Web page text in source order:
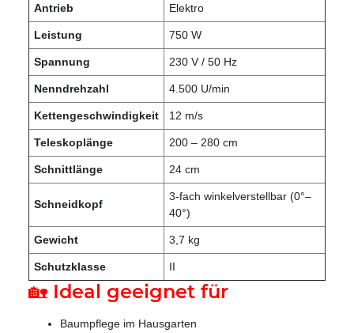
Antrieb Elektro
Leistung 750 W
Spannung 230 V / 50 Hz
Nenndrehzahl 4.500 U/min
Kettengeschwindigkeit 12 m/s
Teleskoplänge 200 – 280 cm
Schnittlänge 24 cm
Schneidkopf
3-fach winkelverstellbar (0°–
40°)
Gewicht 3,7 kg
Schutzklasse II
🏡 Ideal geeignet für
Baumpflege im Hausgarten